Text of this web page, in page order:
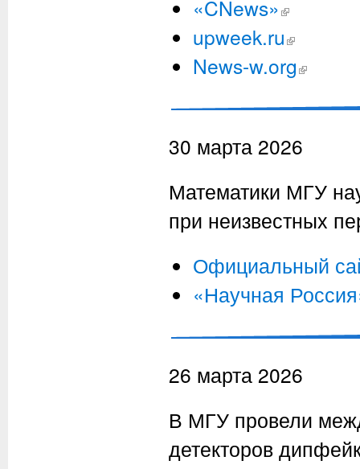
«CNews»
upweek.ru
News-w.org
30 марта 2026
Математики МГУ
при неизвестных
Официальный
«Научная
26 марта 2026
В МГУ провели
детекторов